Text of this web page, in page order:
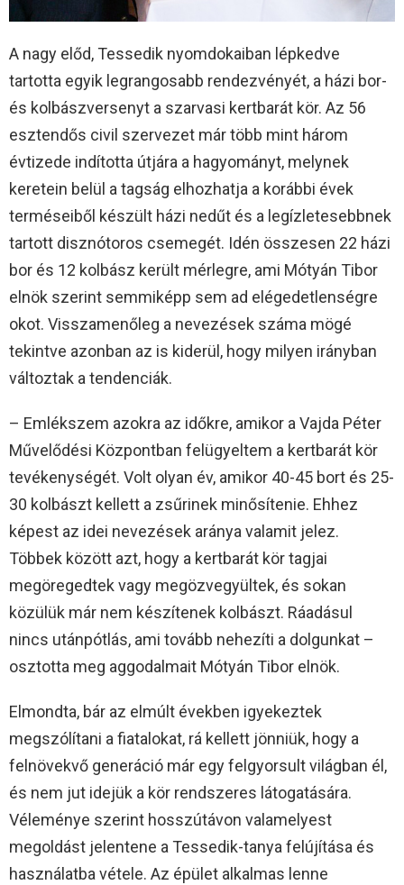
A nagy előd, Tessedik nyomdokaiban lépkedve
tartotta egyik legrangosabb rendezvényét, a házi bor-
és kolbászversenyt a szarvasi kertbarát kör. Az 56
esztendős civil szervezet már több mint három
évtizede indította útjára a hagyományt, melynek
keretein belül a tagság elhozhatja a korábbi évek
terméseiből készült házi nedűt és a legízletesebbnek
tartott disznótoros csemegét. Idén összesen 22 házi
bor és 12 kolbász került mérlegre, ami Mótyán Tibor
elnök szerint semmiképp sem ad elégedetlenségre
okot. Visszamenőleg a nevezések száma mögé
tekintve azonban az is kiderül, hogy milyen irányban
változtak a tendenciák.
– Emlékszem azokra az időkre, amikor a Vajda Péter
Művelődési Központban felügyeltem a kertbarát kör
tevékenységét. Volt olyan év, amikor 40-45 bort és 25-
30 kolbászt kellett a zsűrinek minősítenie. Ehhez
képest az idei nevezések aránya valamit jelez.
Többek között azt, hogy a kertbarát kör tagjai
megöregedtek vagy megözvegyültek, és sokan
közülük már nem készítenek kolbászt. Ráadásul
nincs utánpótlás, ami tovább nehezíti a dolgunkat –
osztotta meg aggodalmait Mótyán Tibor elnök.
Elmondta, bár az elmúlt években igyekeztek
megszólítani a fiatalokat, rá kellett jönniük, hogy a
felnövekvő generáció már egy felgyorsult világban él,
és nem jut idejük a kör rendszeres látogatására.
Véleménye szerint hosszútávon valamelyest
megoldást jelentene a Tessedik-tanya felújítása és
használatba vétele. Az épület alkalmas lenne